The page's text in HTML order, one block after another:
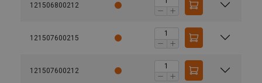
121506800212
121507600215
121507600212